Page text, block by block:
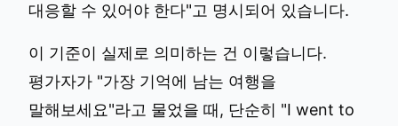
대응할 수 있어야 한다"고 명시되어 있습니다.
이 기준이 실제로 의미하는 건 이렇습니다.
평가자가 "가장 기억에 남는 여행을
말해보세요"라고 물었을 때, 단순히 "I went to